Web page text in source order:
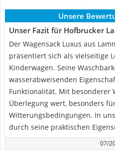
Unsere
Unser Fazit für Hofbrucker
Der Wagensack Luxus aus
präsentiert sich als vielseitige
Kinderwagen. Seine
wasserabweisenden
Funktionalität. Mit besonderer
Überlegung wert, besonders
Witterungsbedingungen. In
durch seine praktischen
07/